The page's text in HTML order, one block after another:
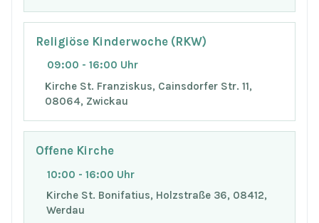
Religiöse Kinderwoche (RKW)
09:00 - 16:00 Uhr
Kirche St. Franziskus, Cainsdorfer Str. 11,
08064, Zwickau
Offene Kirche
10:00 - 16:00 Uhr
Kirche St. Bonifatius, Holzstraße 36, 08412,
Werdau